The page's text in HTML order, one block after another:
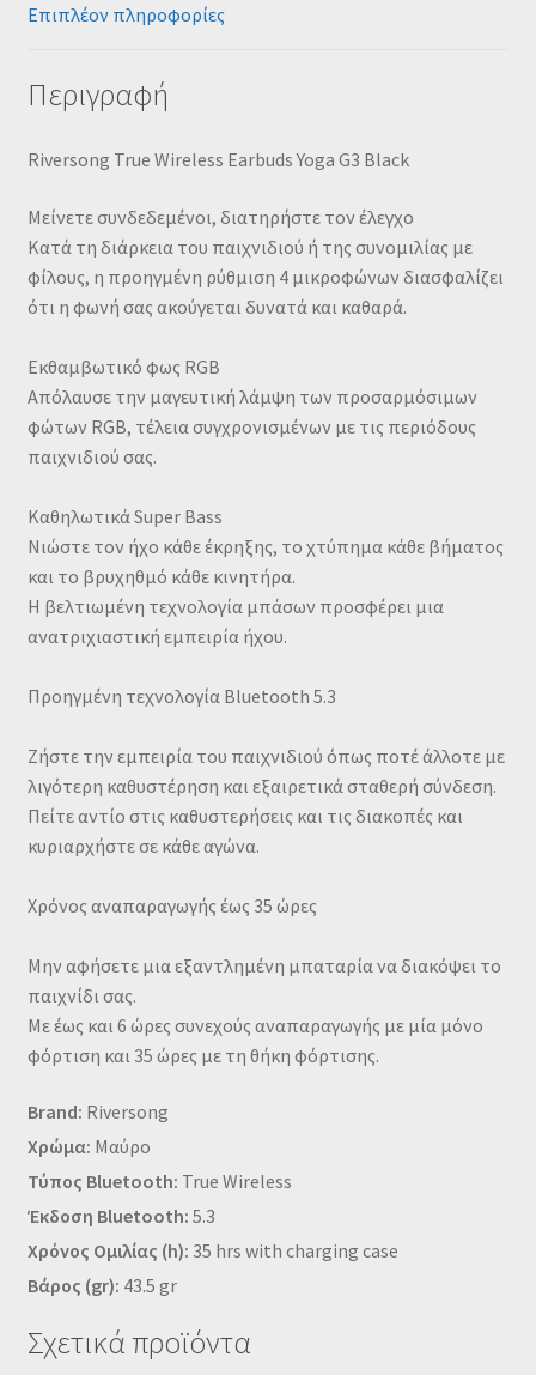
Επιπλέον πληροφορίες
Περιγραφή
Riversong True Wireless Earbuds Yoga G3 Black
Μείνετε συνδεδεμένοι, διατηρήστε τον έλεγχο
Κατά τη διάρκεια του παιχνιδιού ή της συνομιλίας με
φίλους, η προηγμένη ρύθμιση 4 μικροφώνων διασφαλίζει
ότι η φωνή σας ακούγεται δυνατά και καθαρά.
Εκθαμβωτικό φως RGB
Απόλαυσε την μαγευτική λάμψη των προσαρμόσιμων
φώτων RGB, τέλεια συγχρονισμένων με τις περιόδους
παιχνιδιού σας.
Καθηλωτικά Super Bass
Νιώστε τον ήχο κάθε έκρηξης, το χτύπημα κάθε βήματος
και το βρυχηθμό κάθε κινητήρα.
Η βελτιωμένη τεχνολογία μπάσων προσφέρει μια
ανατριχιαστική εμπειρία ήχου.
Προηγμένη τεχνολογία Bluetooth 5.3
Ζήστε την εμπειρία του παιχνιδιού όπως ποτέ άλλοτε με
λιγότερη καθυστέρηση και εξαιρετικά σταθερή σύνδεση.
Πείτε αντίο στις καθυστερήσεις και τις διακοπές και
κυριαρχήστε σε κάθε αγώνα.
Χρόνος αναπαραγωγής έως 35 ώρες
Μην αφήσετε μια εξαντλημένη μπαταρία να διακόψει το
παιχνίδι σας.
Με έως και 6 ώρες συνεχούς αναπαραγωγής με μία μόνο
φόρτιση και 35 ώρες με τη θήκη φόρτισης.
Brand: Riversong
Χρώμα: Μαύρο
Τύπος Bluetooth: True Wireless
Έκδοση Bluetooth: 5.3
Χρόνος Ομιλίας (h): 35 hrs with charging case
Βάρος (gr): 43.5 gr
Σχετικά προϊόντα